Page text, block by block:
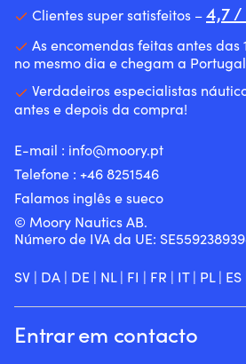
Clientes super satisfeitos –4,7
As encomendas feitas antes das
no mesmo dia e chegam a
Verdadeiros especialistas
antes e depois da compra!
E-mail : info@moory.pt
Telefone : +46 8251546
Falamos inglês e sueco
© Moory Nautics AB.
Número de IVA da UE:
SV | DA | DE | NL| FI | FR | IT| PL| ES
Entrar em contacto